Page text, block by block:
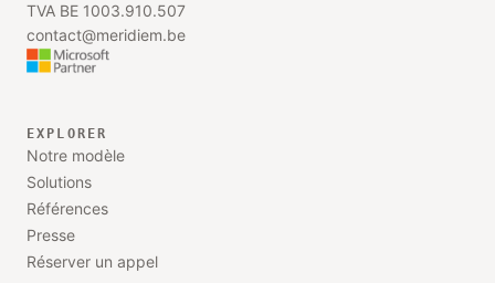
TVA BE 1003.910.507
contact@meridiem.be
EXPLORER
Notre modèle
Solutions
Références
Presse
Réserver un appel